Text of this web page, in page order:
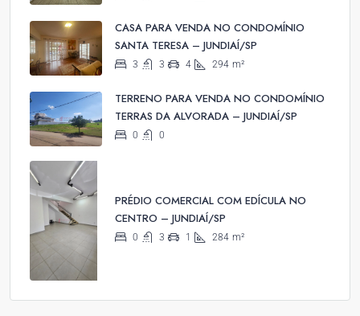
CASA PARA VENDA NO CONDOMÍNIO
SANTA TERESA – JUNDIAÍ/SP
3 3 4 294 m²
TERRENO PARA VENDA NO CONDOMÍNIO
TERRAS DA ALVORADA – JUNDIAÍ/SP
0 0
PRÉDIO COMERCIAL COM EDÍCULA NO
CENTRO – JUNDIAÍ/SP
0 3 1 284 m²